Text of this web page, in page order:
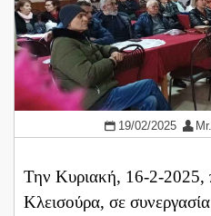
19/02/2025
Την Κυριακή, 16-2-2025,
Κλεισούρα, σε